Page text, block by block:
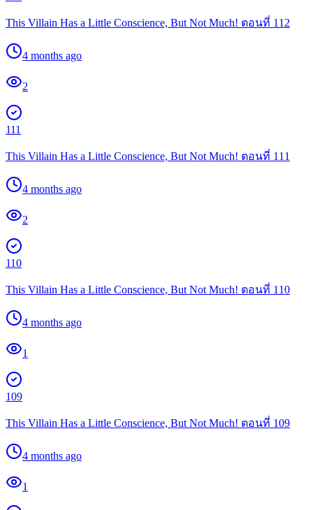
This Villain Has a Little Conscience, But Not Much! ตอนที่ 112
4 months ago
2
111
This Villain Has a Little Conscience, But Not Much! ตอนที่ 111
4 months ago
2
110
This Villain Has a Little Conscience, But Not Much! ตอนที่ 110
4 months ago
1
109
This Villain Has a Little Conscience, But Not Much! ตอนที่ 109
4 months ago
1